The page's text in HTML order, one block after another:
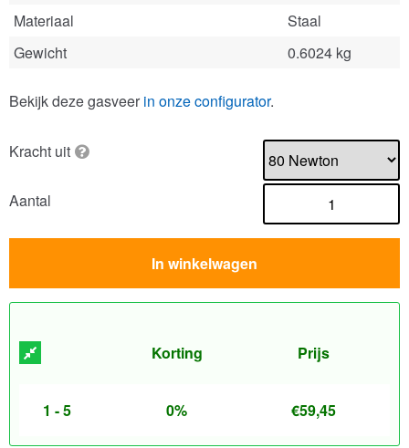
Materiaal
Staal
Gewicht
0.6024 kg
Bekijk deze gasveer in onze configurator.
Kracht uit
Aantal
In winkelwagen
Korting Prijs
1 - 5 0% €59,45